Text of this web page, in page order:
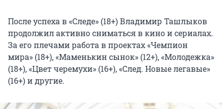
После успеха в «Следе» (18+) Владимир Ташлыков
продолжил активно сниматься в кино и сериалах.
За его плечами работа в проектах «Чемпион
мира» (18+), «Маменькин сынок» (12+), «Молодежка»
(18+), «Цвет черемухи» (16+), «След. Новые легавые»
(16+) и другие.